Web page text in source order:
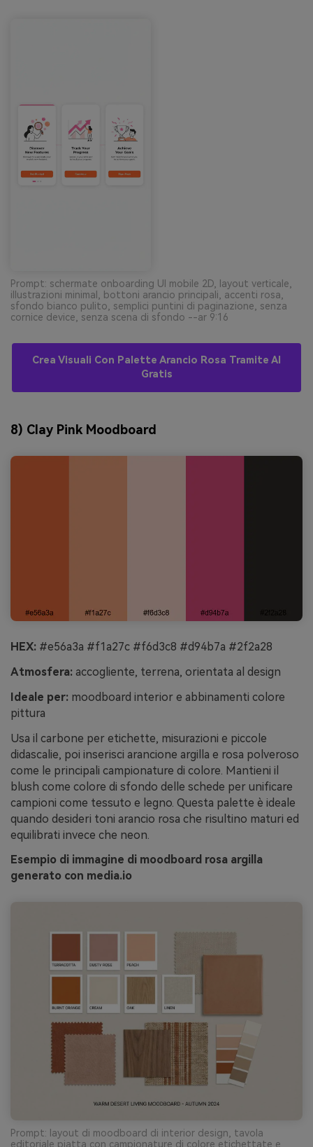
Prompt: schermate onboarding UI mobile 2D, layout verticale,
illustrazioni minimal, bottoni arancio principali, accenti rosa,
sfondo bianco pulito, semplici puntini di paginazione, senza
cornice device, senza scena di sfondo --ar 9:16
Crea Visuali Con Palette Arancio Rosa Tramite AI
Gratis
8) Clay Pink Moodboard
HEX: #e56a3a #f1a27c #f6d3c8 #d94b7a #2f2a28
Atmosfera: accogliente, terrena, orientata al design
Ideale per: moodboard interior e abbinamenti colore
pittura
Usa il carbone per etichette, misurazioni e piccole
didascalie, poi inserisci arancione argilla e rosa polveroso
come le principali campionature di colore. Mantieni il
blush come colore di sfondo delle schede per unificare
campioni come tessuto e legno. Questa palette è ideale
quando desideri toni arancio rosa che risultino maturi ed
equilibrati invece che neon.
Esempio di immagine di moodboard rosa argilla
generato con media.io
Prompt: layout di moodboard di interior design, tavola
editoriale piatta con campionature di colore etichettate e